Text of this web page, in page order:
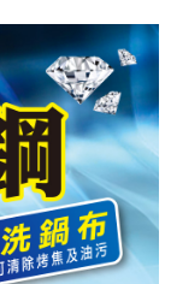
戶狀況，依本公司即
公司將視審查結果
惡意使用之情形，
採取法律行動。